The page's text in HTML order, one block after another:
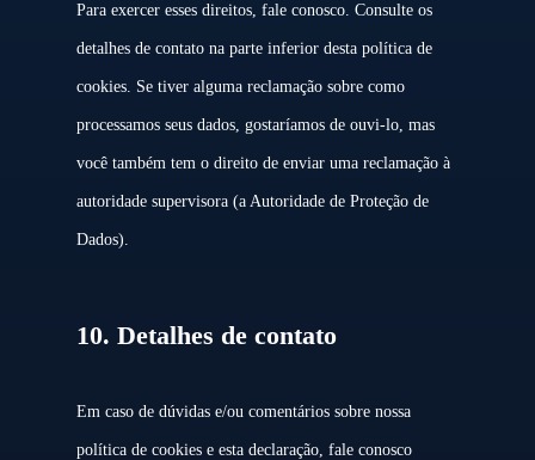
Para exercer esses direitos, fale conosco. Consulte os
detalhes de contato na parte inferior desta política de
cookies. Se tiver alguma reclamação sobre como
processamos seus dados, gostaríamos de ouvi-lo, mas
você também tem o direito de enviar uma reclamação à
autoridade supervisora (a Autoridade de Proteção de
Dados).
10. Detalhes de contato
Em caso de dúvidas e/ou comentários sobre nossa
política de cookies e esta declaração, fale conosco